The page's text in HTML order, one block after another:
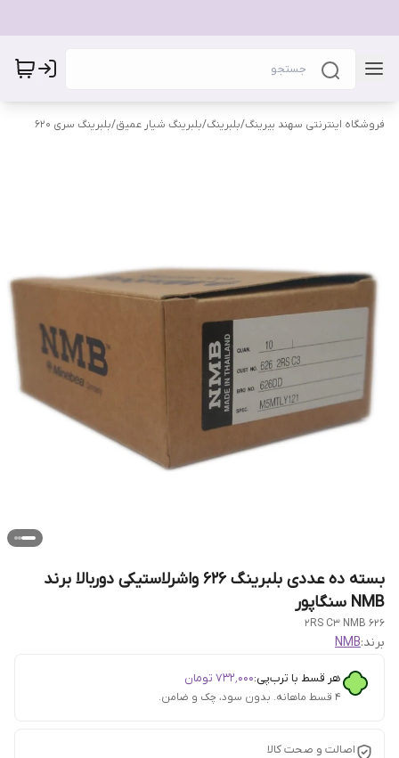
فروشگاه اینترنتی سهند بیرینگ/بلبرینگ/بلبرینگ شیار عمیق/بلبرینگ سری 620
بسته ده عددی بلبرینگ 626 واشرلاستیکی دوربالا برند
NMB سنگاپور
626 2RS C3 NMB
برند:NMB
هر قسط با ترب‌پی:۷۳۲٬۰۰۰ تومان
۴ قسط ماهانه. بدون سود، چک و ضامن.
اصالت و صحت کالا